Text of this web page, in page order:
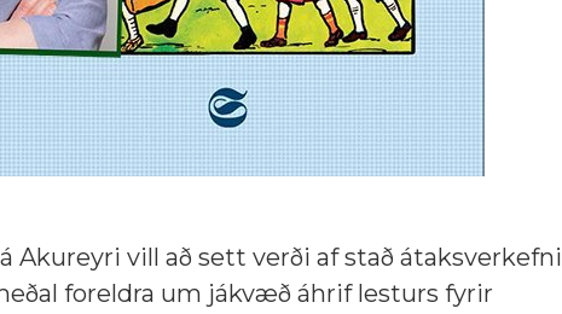
Akureyri vill að sett verði af stað átaksverkefni
foreldra um jákvæð áhrif lesturs fyrir